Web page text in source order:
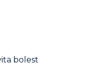
bolest